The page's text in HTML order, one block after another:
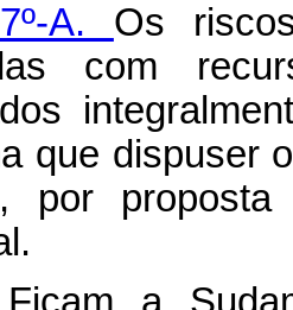
A. Os
com
que dispuser
por proposta